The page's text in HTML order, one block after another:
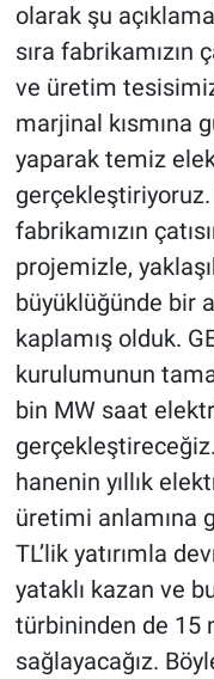
olarak şu
sıra fabrikamızın
ve üretim
marjinal kısmına
yaparak temiz
fabrikamızın
projemizle,
büyüklüğünde bir
kaplamış olduk.
kurulumunun
bin MW saat
hanenin yıllık
üretimi anlamına
TL’lik yatırımla
yataklı kazan ve
türbininden de 15
sağlayacağız.